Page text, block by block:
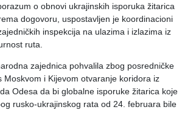
o obnovi ukrajinskih isporuka žitarica
dogovoru, uspostavljen je koordinacioni
inspekcija na ulazima i izlazima iz
ruta.
zajednica pohvalila zbog posredničke
Moskvom i Kijevom otvaranje koridora iz
Odesa da bi globalne isporuke žitarica koje
rusko-ukrajinskog rata od 24. februara bile